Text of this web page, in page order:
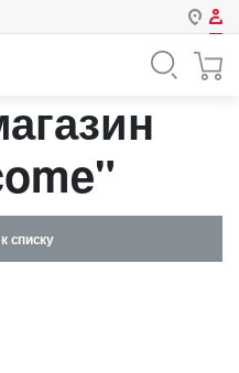
Казахстан
списку